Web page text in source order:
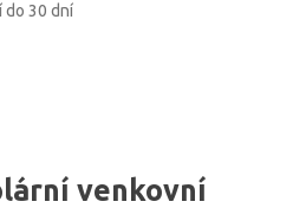
do 30 dní
venkovní